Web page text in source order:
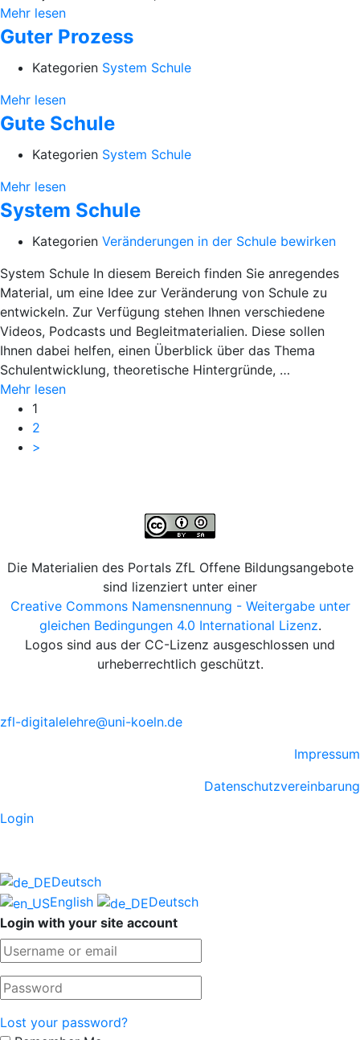
Mehr lesen
Guter Prozess
Kategorien System Schule
Mehr lesen
Gute Schule
Kategorien System Schule
Mehr lesen
System Schule
Kategorien Veränderungen in der Schule bewirken
System Schule In diesem Bereich finden Sie anregendes
Material, um eine Idee zur Veränderung von Schule zu
entwickeln. Zur Verfügung stehen Ihnen verschiedene
Videos, Podcasts und Begleitmaterialien. Diese sollen
Ihnen dabei helfen, einen Überblick über das Thema
Schulentwicklung, theoretische Hintergründe, …
Mehr lesen
1
2
>
Die Materialien des Portals ZfL Offene Bildungsangebote
sind lizenziert unter einer
Creative Commons Namensnennung - Weitergabe unter
gleichen Bedingungen 4.0 International Lizenz.
Logos sind aus der CC-Lizenz ausgeschlossen und
urheberrechtlich geschützt.
zfl-digitalelehre@uni-koeln.de
Impressum
Datenschutzvereinbarung
Login
Deutsch
English
Deutsch
Login with your site account
Lost your password?